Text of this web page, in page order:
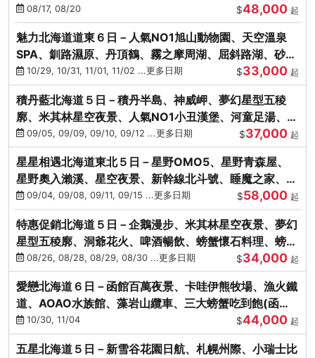
泉SPA、螃蟹吃到飽
08/17, 08/20 $48,000 起
魅力北海道道東６日－人氣NO1旭山動物園、天空溫泉
SPA、釧路濕原、丹頂鶴、霧之摩周湖、屈斜路湖、砂湯
體驗10/29, 10/31, 11/01, 11/02 ...更多日期 $33,000 起
積丹藍北海道５日－積丹半島、神威岬、夢幻星型五稜
廓、米其林星空夜景、人氣NO1小丑漢堡、河童足湯、奇
幻燈遊步道、璀璨溪谷
09/05, 09/09, 09/10, 09/12 ...更多日期 $37,000 起
星星相遇北海道東北５日－星野OMO5、星野青森屋、
星野奧入瀨溪、星空夜景、新幹線北斗號、睡魔之家、十
和田湖(不進免稅店)
09/04, 09/08, 09/11, 09/15 ...更多日期 $58,000 起
特惠促銷北海道５日－企鵝漫步、米其林星空夜景、夢幻
星型五稜廓、洞爺花火、啤酒暢飲、螃蟹懷石料理、螃蟹
吃到飽
08/26, 08/28, 08/29, 08/30 ...更多日期 $34,000 起
愛戀北海道６日－函館百萬夜景、卡哇伊熊牧場、漁火鐵
道、AOAO水族館、藻岩山纜車、三大螃蟹吃到飽(函館/
千歲)
10/30, 11/04 $44,000 起
五星北海道５日－新雪谷花園日航、札幌州際、小瑞士比